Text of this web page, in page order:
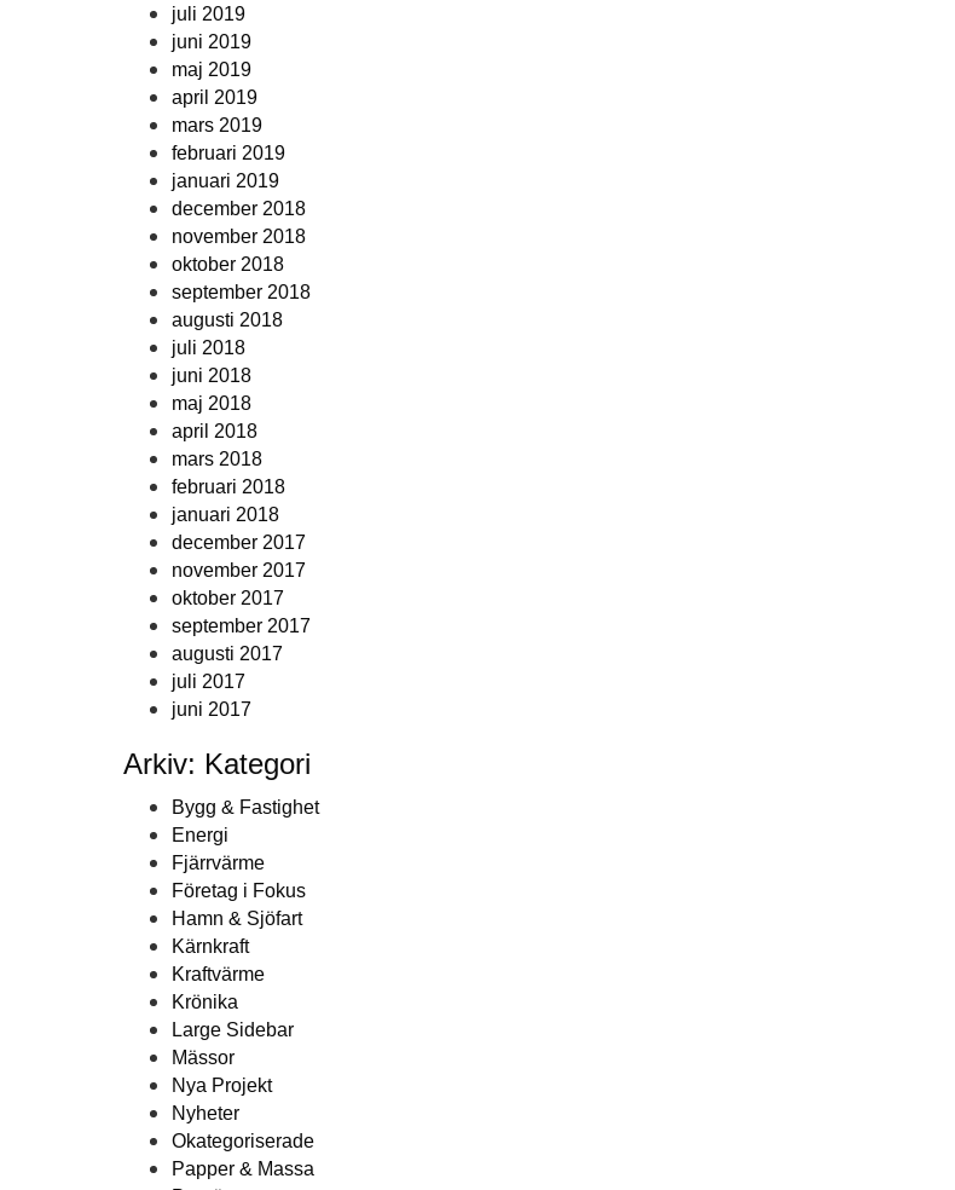
juli 2019
juni 2019
maj 2019
april 2019
mars 2019
februari 2019
januari 2019
december 2018
november 2018
oktober 2018
september 2018
augusti 2018
juli 2018
juni 2018
maj 2018
april 2018
mars 2018
februari 2018
januari 2018
december 2017
november 2017
oktober 2017
september 2017
augusti 2017
juli 2017
juni 2017
Arkiv: Kategori
Bygg & Fastighet
Energi
Fjärrvärme
Företag i Fokus
Hamn & Sjöfart
Kärnkraft
Kraftvärme
Krönika
Large Sidebar
Mässor
Nya Projekt
Nyheter
Okategoriserade
Papper & Massa